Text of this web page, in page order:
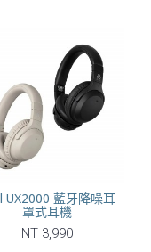
UX2000 藍牙降噪耳
罩式耳機
NT 3,990